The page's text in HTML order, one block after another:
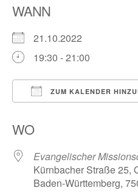
WANN
21.10.2022
19:30 - 21:00
ZUM KALENDER
WO
Evangelischer
Kürnbacher Straße 25,
Baden-Württemberg,